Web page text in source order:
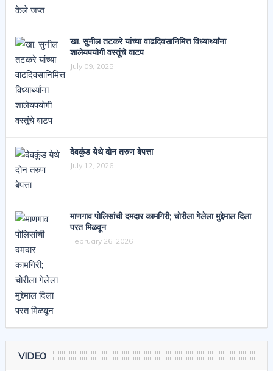
खा. सुनील तटकरे यांच्या वाढदिवसानिमित्त विध्यार्थ्यांना
शालेयपयोगी वस्तूंचे वाटप
July 09, 2025
देवकुंड येथे दोन तरुण बेपत्ता
July 12, 2026
माणगाव पोलिसांची दमदार कामगिरी; चोरीला गेलेला मुद्देमाल दिला
परत मिळवून
February 26, 2026
VIDEO